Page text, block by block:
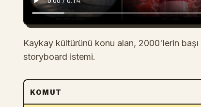
Kaykay kültürünü konu alan, 2000'lerin
storyboard istemi.
KOMUT